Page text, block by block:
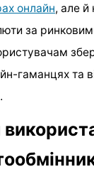
онлайн, але й
за
гаманцях та